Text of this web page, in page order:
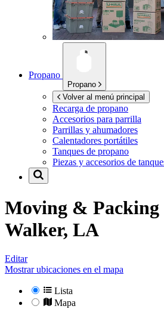
Propano
Propano
Volver al menú principal
Recarga de propano
Accesorios para parrilla
Parrillas y ahumadores
Calentadores portátiles
Tanques de propano
Piezas y accesorios de
Moving & Packing
Walker, LA
Editar
Mostrar ubicaciones en el mapa
Lista
Mapa